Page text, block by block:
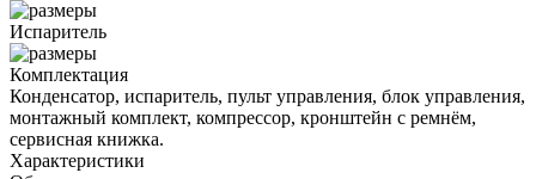
Испаритель
Комплектация
Конденсатор, испаритель, пульт управления, блок управления,
монтажный комплект, компрессор, кронштейн с ремнём,
сервисная книжка.
Характеристики